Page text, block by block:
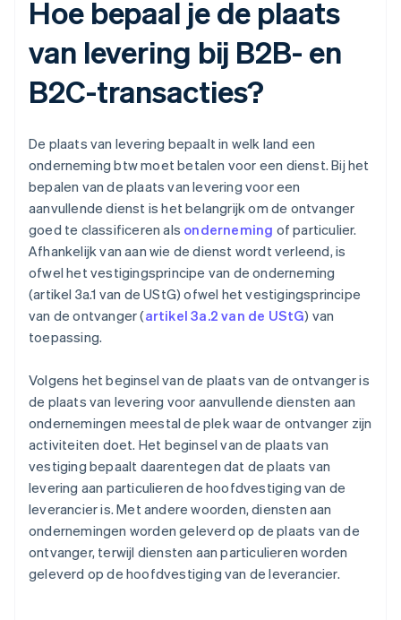
Hoe bepaal je de plaats
van levering bij B2B- en
B2C-transacties?
De plaats van levering bepaalt in welk land een
onderneming btw moet betalen voor een dienst. Bij het
bepalen van de plaats van levering voor een
aanvullende dienst is het belangrijk om de ontvanger
goed te classificeren als onderneming of particulier.
Afhankelijk van aan wie de dienst wordt verleend, is
ofwel het vestigingsprincipe van de onderneming
(artikel 3a.1 van de UStG) ofwel het vestigingsprincipe
van de ontvanger (artikel 3a.2 van de UStG) van
toepassing.
Volgens het beginsel van de plaats van de ontvanger is
de plaats van levering voor aanvullende diensten aan
ondernemingen meestal de plek waar de ontvanger zijn
activiteiten doet. Het beginsel van de plaats van
vestiging bepaalt daarentegen dat de plaats van
levering aan particulieren de hoofdvestiging van de
leverancier is. Met andere woorden, diensten aan
ondernemingen worden geleverd op de plaats van de
ontvanger, terwijl diensten aan particulieren worden
geleverd op de hoofdvestiging van de leverancier.